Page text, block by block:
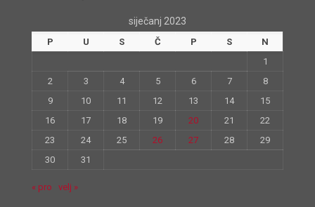
siječanj 2023
P U S Č P S
N
1
2
3 4 5 6 7
8
9
10 11 12 13 14
15
16
17 18 19 20 21
22
23
24 25 26 27 28
29
30
31
« pro velj »